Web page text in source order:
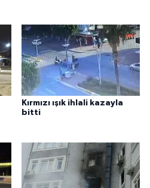
Kırmızı ışık ihlali kazayla
bitti